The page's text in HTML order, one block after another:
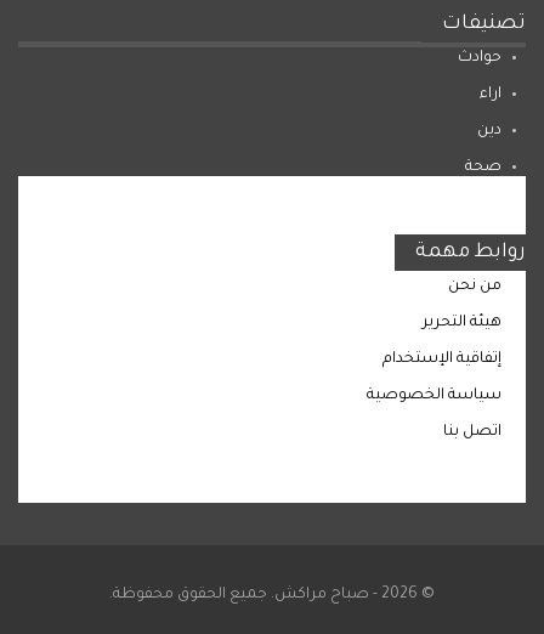
تصنيفات
حوادث
اراء
دين
صحة
روابط مهمة
من نحن
هيئة التحرير
إتفاقية الإستخدام
سياسة الخصوصية
اتصل بنا
© 2026 - صباح مراكش. جميع الحقوق محفوظة.